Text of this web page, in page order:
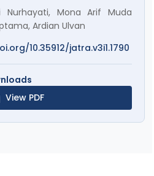
Nurhayati, Mona Arif Muda
Ardian Ulvan
10.35912/jatra.v3i1.1790
View PDF